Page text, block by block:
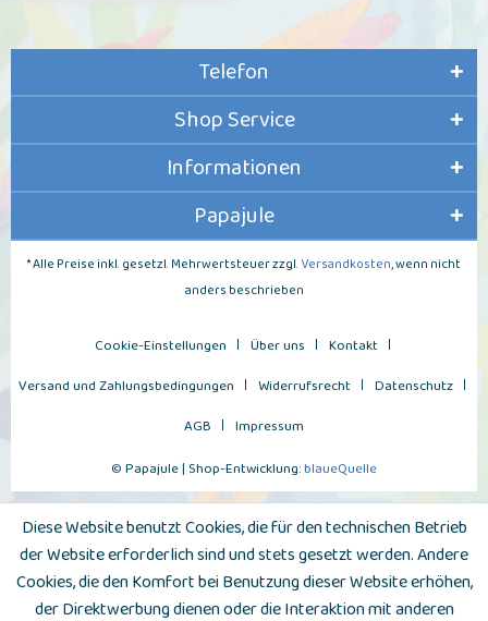
Telefon
Shop Service
Informationen
Papajule
* Alle Preise inkl. gesetzl. Mehrwertsteuer zzgl. Versandkosten, wenn nicht
anders beschrieben
Cookie-Einstellungen Über uns
Kontakt
Versand und Zahlungsbedingungen
Widerrufsrecht
Datenschutz
AGB
Impressum
© Papajule | Shop-Entwicklung:blaueQuelle
Diese Website benutzt Cookies, die für den technischen Betrieb
der Website erforderlich sind und stets gesetzt werden. Andere
Cookies, die den Komfort bei Benutzung dieser Website erhöhen,
der Direktwerbung dienen oder die Interaktion mit anderen